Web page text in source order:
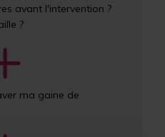
avant l'intervention ?
?
ma gaine de